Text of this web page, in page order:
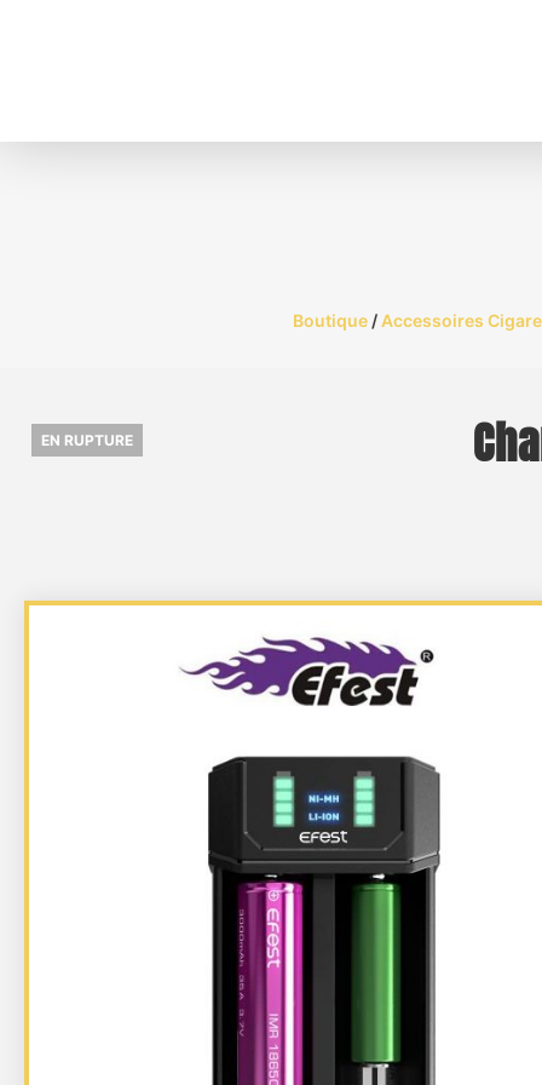
Boutique / Accessoires
EN RUPTURE